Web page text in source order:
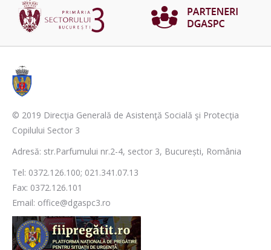
© 2019 Direcţia Generală de Asistenţă Socială şi Protecţia
Copilului Sector 3
Adresă: str.Parfumului nr.2-4, sector 3, București, România
Tel: 0372.126.100; 021.341.07.13
Fax: 0372.126.101
Email: office@dgaspc3.ro